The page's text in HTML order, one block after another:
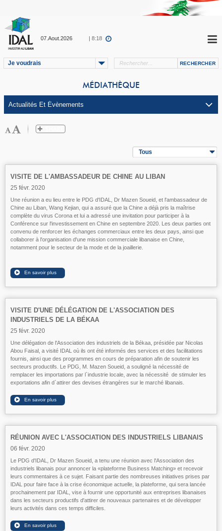
07.Aout.2026 | 8:18
Je voudrais
MÉDIATHÈQUE
Tous
VISITE DE L'AMBASSADEUR DE CHINE AU LIBAN
25 févr. 2020
Une réunion a eu lieu entre le PDG d'IDAL, Dr Mazen Soueid, et l'ambassadeur de
Chine au Liban, Wang Kejian, qui a assuré que la Chine a déjà pris la maîtrise
complète du virus Corona et lui a adressé une invitation pour participer à la
Conférence sur l'investissement en Chine en septembre 2020. Les deux parties ont
convenu de renforcer les échanges commerciaux entre les deux pays, ainsi que
collaborer à l'organisation d'une mission commerciale libanaise en Chine,
notamment pour le secteur de la mode et de la joaillerie.
VISITE D'UNE DÉLÉGATION DE L'ASSOCIATION DES
INDUSTRIELS DE LA BÉKAA
25 févr. 2020
Une délégation de l'Association des industriels de la Békaa, présidée par Nicolas
Abou Faisal, a visité IDAL où ils ont été informés des services et des facilitations
fournis, ainsi que des programmes en cours de préparation afin de soutenir les
secteurs productifs. Le PDG, M. Mazen Soueid, a souligné la nécessité de
remplacer les importations par l`industrie locale, avec la nécessité de stimuler les
exportations afin d`attirer des devises étrangères sur le marché libanais.
RÉUNION AVEC L'ASSOCIATION DES INDUSTRIELS LIBANAIS
06 févr. 2020
Le PDG d'IDAL, Dr Mazen Soueid, a tenu une réunion avec l'Association des
industriels libanais pour annoncer la «plateforme Business Matching» et recevoir
leurs commentaires à ce sujet. Faisant partie des nombreuses initiatives prises par
IDAL pour faire face à la crise économique actuelle, la plateforme, qui sera lancée
prochainement par IDAL, vise à fournir une opportunité aux entreprises libanaises
dans les secteurs productifs d'attirer de nouveaux partenaires et de développer
leurs activités dans ces temps difficiles.